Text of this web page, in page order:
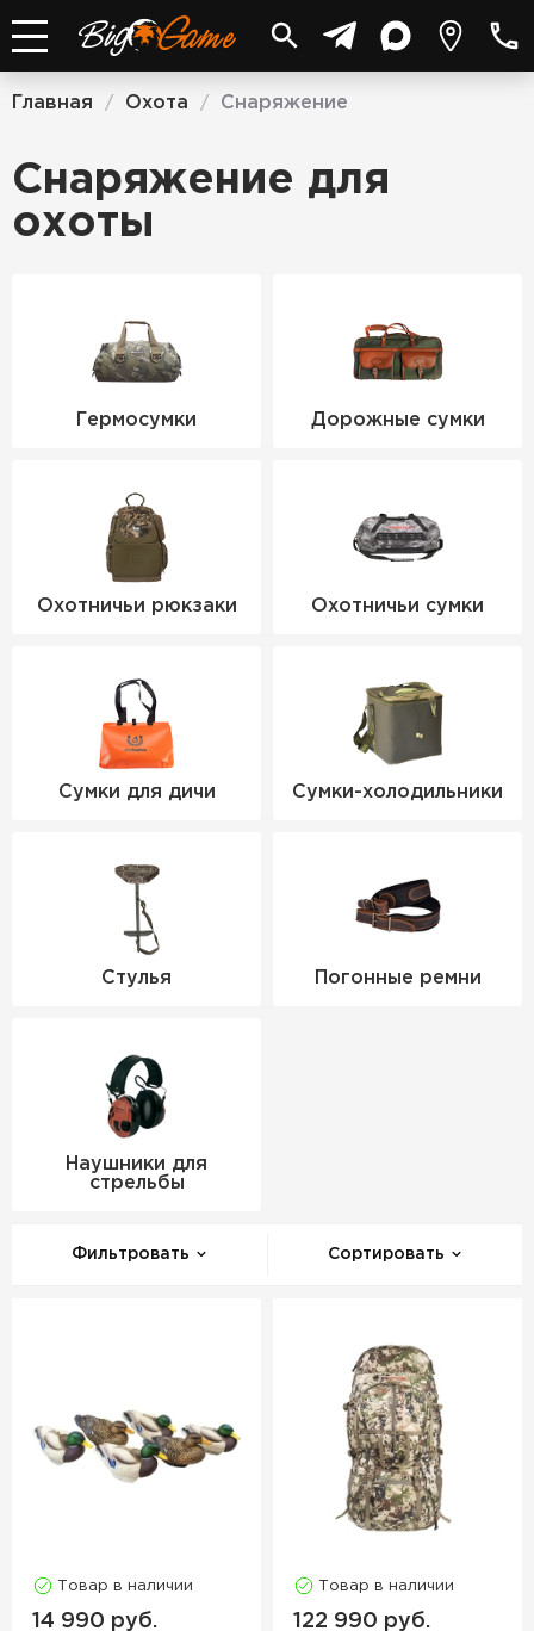
Главная / Охота / Снаряжение
Снаряжение для
охоты
Гермосумки Дорожные сумки
Охотничьи рюкзаки Охотничьи сумки
Сумки для дичи Сумки-холодильники
Стулья Погонные ремни
Наушники для
стрельбы
Фильтровать Сортировать
Товар в наличии
14 990 руб.
Товар в наличии
122 990 руб.